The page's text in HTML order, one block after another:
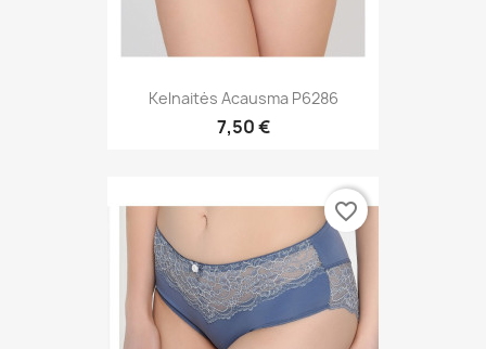
Kelnaitės Acausma P6286
7,50 €
favorite_border